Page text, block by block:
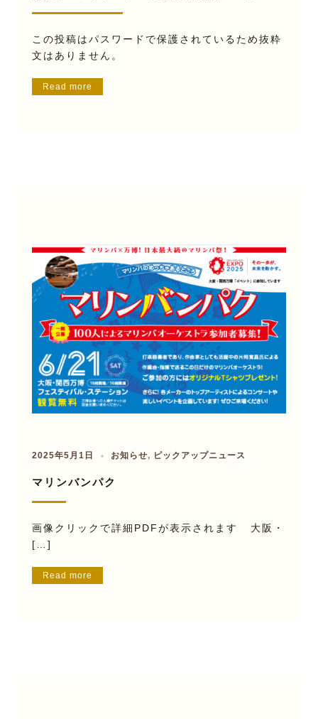
この投稿はパスワードで保護されているため抜粋
文はありません。
Read more
2025年5月1日 お知らせ, ピックアップニュース
マリンバンパク
画像クリックで詳細PDFが表示されます 大阪・
[…]
Read more